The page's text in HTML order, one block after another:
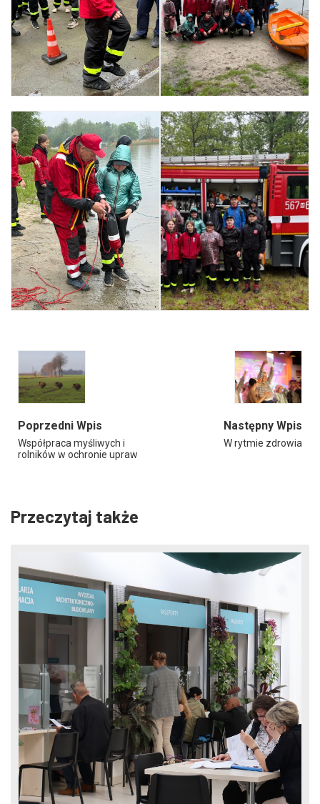
Poprzedni Wpis
Współpraca myśliwych i
rolników w ochronie upraw
Następny Wpis
W rytmie zdrowia
Przeczytaj także